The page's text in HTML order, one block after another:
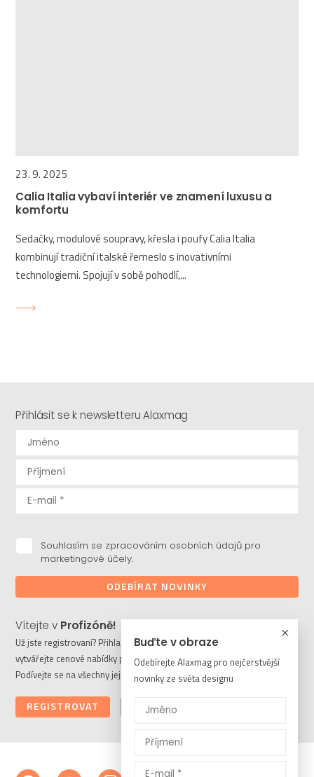
23. 9. 2025
Calia Italia vybaví interiér ve znamení luxusu a
komfortu
Sedačky, modulové soupravy, křesla i poufy Calia Italia
kombinují tradiční italské řemeslo s inovativními
technologiemi. Spojují v sobě pohodlí,...
Buďte v obraze
Odebírejte Alaxmag pro nejčerstvější
novinky ze světa designu
Přihlásit se k newsletteru Alaxmag
Souhlasím se zpracováním osobních údajů pro
marketingové účely.
ODEBÍRAT NOVINKY
Vítejte v Profizóně!
Už jste registrovaní? Přihlaste se a stahujte potřebné soubory či
vytvářejte cenové nabídky pro vaše klienty. Ještě nejste členem?
Podívejte se na všechny její výhody a registrujte se ještě dnes.
REGISTROVAT PŘIHLÁSIT